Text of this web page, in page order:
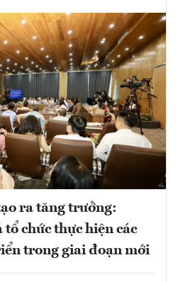
ra tăng trưởng:
tổ chức thực hiện các
trong giai đoạn mới